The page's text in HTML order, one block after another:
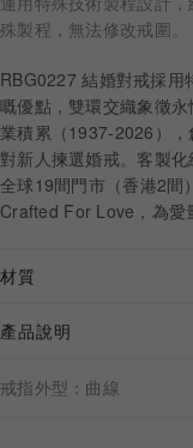
嚴選鑽石
最新消息
婚禮護照
線上購物
LANGUAGE
殊製程，無法修改戒圍。
RBG0227 結婚對戒採用
嘅優點，雙環交織象徵
業積累（1937-2026）
對新人揀選婚戒。客製
全球19間門市（香港2間
Crafted For Love，為愛
材質
產品說明
戒指外型：曲線